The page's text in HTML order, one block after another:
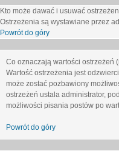
Kto może dawać i usuwać
Ostrzeżenia są wystawiane przez
Powrót do góry
Co oznaczają wartości ostrzeżeń
Wartość ostrzeżenia jest
może zostać pozbawiony
ostrzeżeń ustala administrator,
możliwości pisania postów po
Powrót do góry